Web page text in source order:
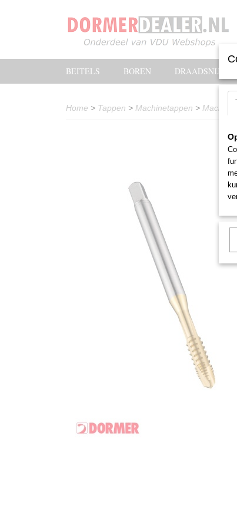
BEITELS BOREN DRAADSNIJOLIE
Home > Tappen > Machinetappen >